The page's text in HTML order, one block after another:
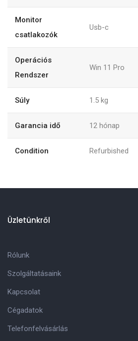
Monitor
csatlakozók
Usb-c
Operációs
Rendszer
Win 11 Pro
Súly 1.5 kg
Garancia idő 12 hónap
Condition Refurbished
Üzletünkről
Rólunk
Szolgáltatásaink
Kapcsolat
Cégadatok
Telefonfelvásárlás